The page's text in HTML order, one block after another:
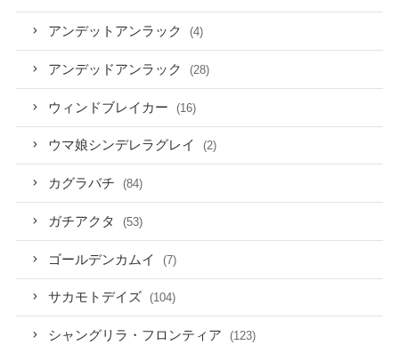
アンデットアンラック (4)
アンデッドアンラック (28)
ウィンドブレイカー (16)
ウマ娘シンデレラグレイ (2)
カグラバチ (84)
ガチアクタ (53)
ゴールデンカムイ (7)
サカモトデイズ (104)
シャングリラ・フロンティア (123)